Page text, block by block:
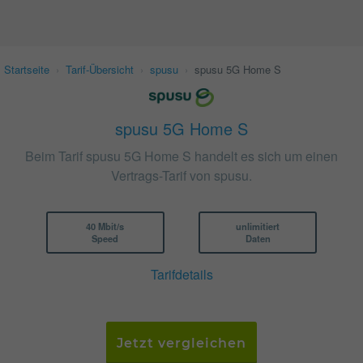
Startseite Tarif-Übersicht spusu spusu 5G Home S
spusu 5G Home S
Beim Tarif spusu 5G Home S handelt es sich um einen
Vertrags-Tarif von spusu.
40 Mbit/s
Speed
unlimitiert
Daten
Tarifdetails
Jetzt vergleichen